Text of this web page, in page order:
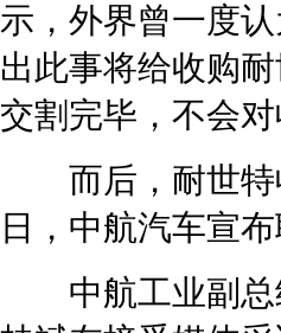
示，外界曾一度
出此事将给收购
交割完毕，不会对
而后，耐世
日，中航汽车宣
中航工业副